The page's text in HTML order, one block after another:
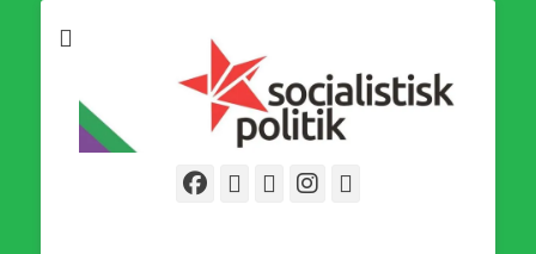
världsomfattande socialistiska Fjärde Internationalen och en viktig
tillgång i kampen för en socialistisk framtid!
Facebook
Webbflöde
Instagram